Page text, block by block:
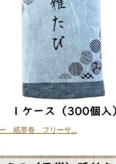
紙帯巻 フリーサ...